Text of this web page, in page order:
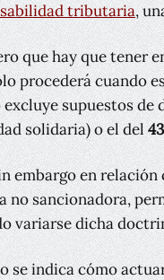
tributaria,
que hay que tener
procederá cuando
supuestos
solidaria) o el del
embargo en relación
no sancionadora,
variarse dicha
se indica cómo